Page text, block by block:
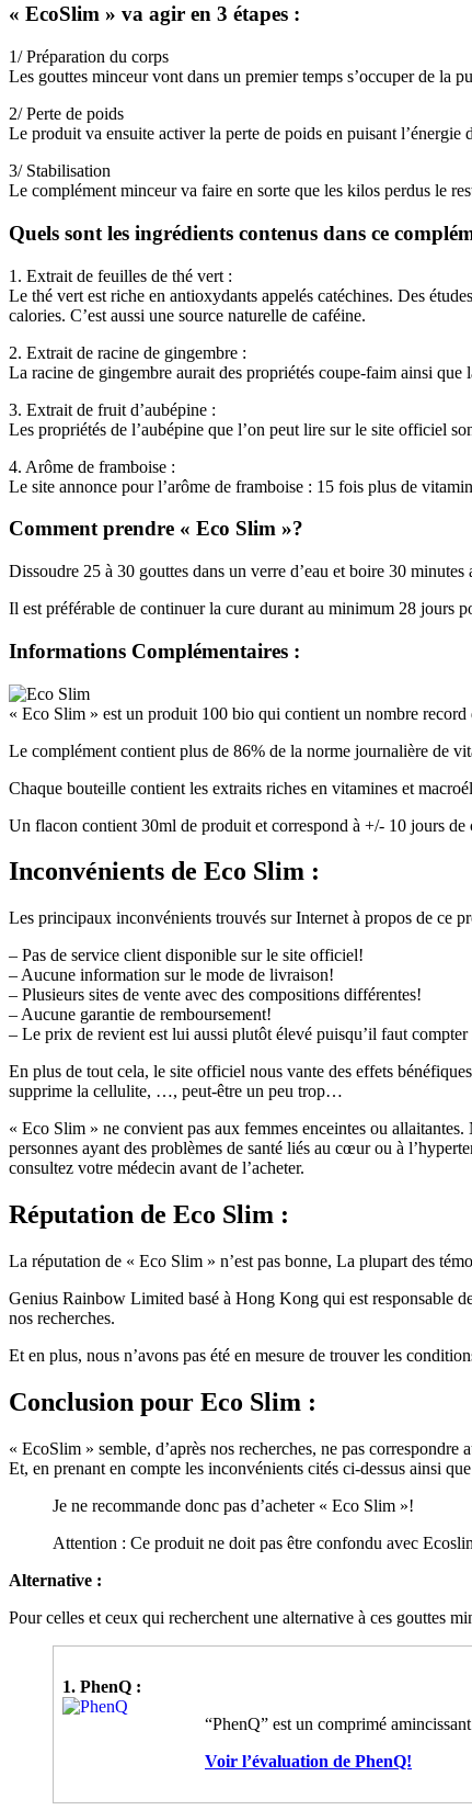
« EcoSlim » va agir en 3 étapes :
1/ Préparation du corps
Les gouttes minceur vont dans un premier temps s’occuper de la
2/ Perte de poids
Le produit va ensuite activer la perte de poids en puisant l’énergie
3/ Stabilisation
Le complément minceur va faire en sorte que les kilos perdus le
Quels sont les ingrédients contenus dans ce
1. Extrait de feuilles de thé vert :
Le thé vert est riche en antioxydants appelés catéchines. Des
calories. C’est aussi une source naturelle de caféine.
2. Extrait de racine de gingembre :
La racine de gingembre aurait des propriétés coupe-faim ainsi que
3. Extrait de fruit d’aubépine :
Les propriétés de l’aubépine que l’on peut lire sur le site officiel
4. Arôme de framboise :
Le site annonce pour l’arôme de framboise : 15 fois plus de
Comment prendre « Eco Slim »?
Dissoudre 25 à 30 gouttes dans un verre d’eau et boire 30
Il est préférable de continuer la cure durant au minimum 28 jours
Informations Complémentaires :
« Eco Slim » est un produit 100 bio qui contient un nombre record
Le complément contient plus de 86% de la norme journalière de
Chaque bouteille contient les extraits riches en vitamines et
Un flacon contient 30ml de produit et correspond à +/- 10 jours de
Inconvénients de Eco Slim :
Les principaux inconvénients trouvés sur Internet à propos de ce
– Pas de service client disponible sur le site officiel!
– Aucune information sur le mode de livraison!
– Plusieurs sites de vente avec des compositions différentes!
– Aucune garantie de remboursement!
– Le prix de revient est lui aussi plutôt élevé puisqu’il faut
En plus de tout cela, le site officiel nous vante des effets
supprime la cellulite, …, peut-être un peu trop…
« Eco Slim » ne convient pas aux femmes enceintes ou
personnes ayant des problèmes de santé liés au cœur ou à
consultez votre médecin avant de l’acheter.
Réputation de Eco Slim :
La réputation de « Eco Slim » n’est pas bonne, La plupart des
Genius Rainbow Limited basé à Hong Kong qui est responsable
nos recherches.
Et en plus, nous n’avons pas été en mesure de trouver les
Conclusion pour Eco Slim :
« EcoSlim » semble, d’après nos recherches, ne pas correspondre
Et, en prenant en compte les inconvénients cités ci-dessus ainsi
Je ne recommande donc pas d’acheter « Eco Slim »!
Attention : Ce produit ne doit pas être confondu avec
Alternative :
Pour celles et ceux qui recherchent une alternative à ces gouttes
1. PhenQ :
“PhenQ” est un comprimé
Voir l’évaluation de PhenQ!